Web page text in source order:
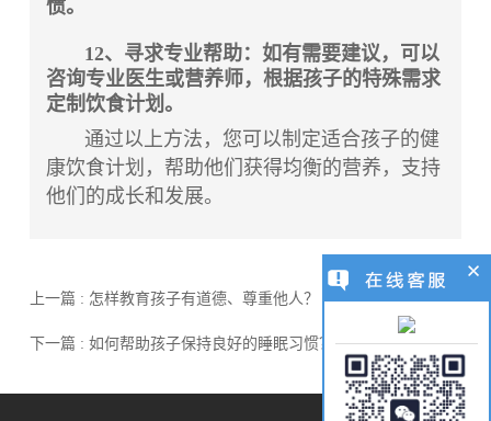
惯。
12、寻求专业帮助：如有需要建议，可以
咨询专业医生或营养师，根据孩子的特殊需求
定制饮食计划。
通过以上方法，您可以制定适合孩子的健
康饮食计划，帮助他们获得均衡的营养，支持
他们的成长和发展。
上一篇 : 怎样教育孩子有道德、尊重他人？
下一篇 : 如何帮助孩子保持良好的睡眠习惯？